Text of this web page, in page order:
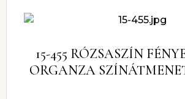
15-455 RÓZSASZÍN
ORGANZA